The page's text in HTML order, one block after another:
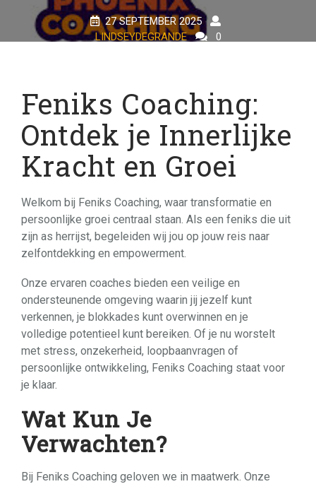
27 SEPTEMBER 2025
LINDSEYDEGRANDE
0
Feniks Coaching:
Ontdek je Innerlijke
Kracht en Groei
Welkom bij Feniks Coaching, waar transformatie en
persoonlijke groei centraal staan. Als een feniks die uit
zijn as herrijst, begeleiden wij jou op jouw reis naar
zelfontdekking en empowerment.
Onze ervaren coaches bieden een veilige en
ondersteunende omgeving waarin jij jezelf kunt
verkennen, je blokkades kunt overwinnen en je
volledige potentieel kunt bereiken. Of je nu worstelt
met stress, onzekerheid, loopbaanvragen of
persoonlijke ontwikkeling, Feniks Coaching staat voor
je klaar.
Wat Kun Je
Verwachten?
Bij Feniks Coaching geloven we in maatwerk. Onze